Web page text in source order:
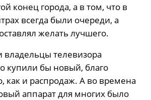
конец города, а в том, что в
всегда были очереди, а
желать лучшего.
владельцы телевизора
купили бы новый, благо
как и распродаж. А во времена
аппарат для многих было